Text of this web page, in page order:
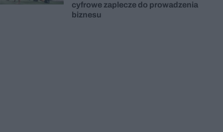
cyfrowe zaplecze do prowadzenia
biznesu